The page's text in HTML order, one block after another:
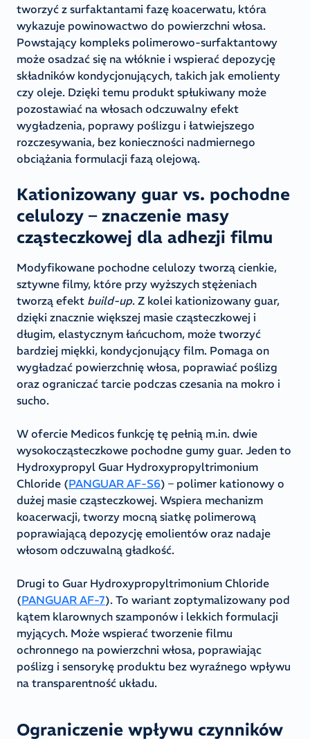
tworzyć z surfaktantami fazę koacerwatu, która
wykazuje powinowactwo do powierzchni włosa.
Powstający kompleks polimerowo-surfaktantowy
może osadzać się na włóknie i wspierać depozycję
składników kondycjonujących, takich jak emolienty
czy oleje. Dzięki temu produkt spłukiwany może
pozostawiać na włosach odczuwalny efekt
wygładzenia, poprawy poślizgu i łatwiejszego
rozczesywania, bez konieczności nadmiernego
obciążania formulacji fazą olejową.
Kationizowany guar vs. pochodne
celulozy – znaczenie masy
cząsteczkowej dla adhezji filmu
Modyfikowane pochodne celulozy tworzą cienkie,
sztywne filmy, które przy wyższych stężeniach
tworzą efekt build-up. Z kolei kationizowany guar,
dzięki znacznie większej masie cząsteczkowej i
długim, elastycznym łańcuchom, może tworzyć
bardziej miękki, kondycjonujący film. Pomaga on
wygładzać powierzchnię włosa, poprawiać poślizg
oraz ograniczać tarcie podczas czesania na mokro i
sucho.
W ofercie Medicos funkcję tę pełnią m.in. dwie
wysokocząsteczkowe pochodne gumy guar. Jeden to
Hydroxypropyl Guar Hydroxypropyltrimonium
Chloride (PANGUAR AF-S6) – polimer kationowy o
dużej masie cząsteczkowej. Wspiera mechanizm
koacerwacji, tworzy mocną siatkę polimerową
poprawiającą depozycję emolientów oraz nadaje
włosom odczuwalną gładkość.
Drugi to Guar Hydroxypropyltrimonium Chloride
(PANGUAR AF-7). To wariant zoptymalizowany pod
kątem klarownych szamponów i lekkich formulacji
myjących. Może wspierać tworzenie filmu
ochronnego na powierzchni włosa, poprawiając
poślizg i sensorykę produktu bez wyraźnego wpływu
na transparentność układu.
Ograniczenie wpływu czynników